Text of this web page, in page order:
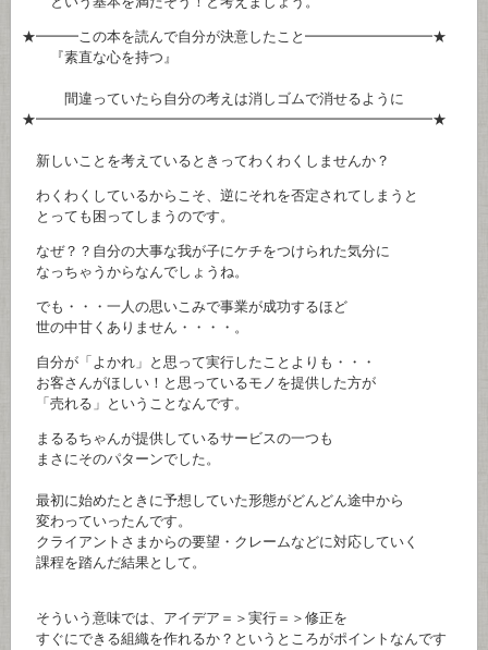
★━━━この本を読んで自分が決意したこと━━━━━━━━━★
『素直な心を持つ』
間違っていたら自分の考えは消しゴムで消せるように
★━━━━━━━━━━━━━━━━━━━━━━━━━━━━★
新しいことを考えているときってわくわくしませんか？
わくわくしているからこそ、逆にそれを否定されてしまうと
とっても困ってしまうのです。
なぜ？？自分の大事な我が子にケチをつけられた気分に
なっちゃうからなんでしょうね。
でも・・・一人の思いこみで事業が成功するほど
世の中甘くありません・・・・。
自分が「よかれ」と思って実行したことよりも・・・
お客さんがほしい！と思っているモノを提供した方が
「売れる」ということなんです。
まるるちゃんが提供しているサービスの一つも
まさにそのパターンでした。
最初に始めたときに予想していた形態がどんどん途中から
変わっていったんです。
クライアントさまからの要望・クレームなどに対応していく
課程を踏んだ結果として。
そういう意味では、アイデア＝＞実行＝＞修正を
すぐにできる組織を作れるか？というところがポイントなんです